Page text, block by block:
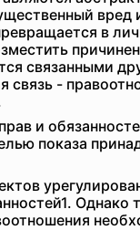
в
связанными
-
и
показа